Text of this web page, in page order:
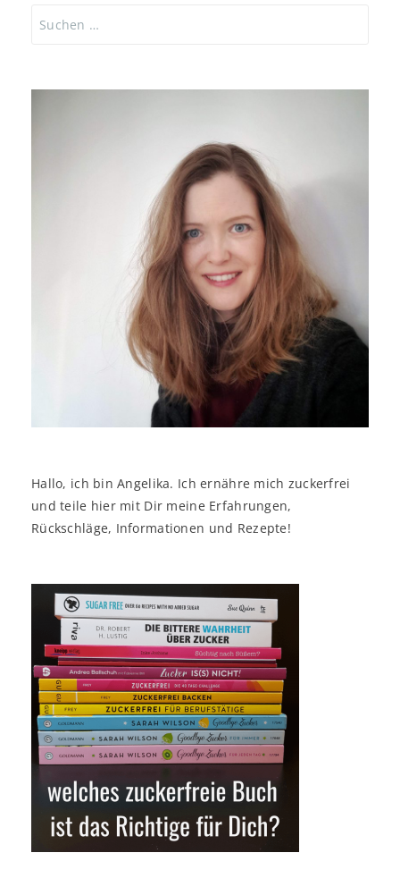
Hallo, ich bin Angelika. Ich ernähre mich zuckerfrei
und teile hier mit Dir meine Erfahrungen,
Rückschläge, Informationen und Rezepte!